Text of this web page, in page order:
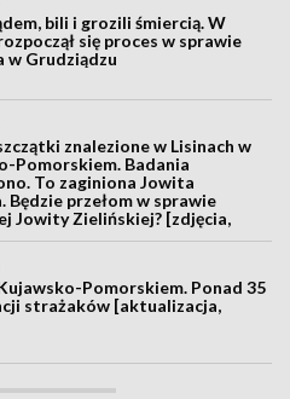
bili i grozili śmiercią. W
się proces w sprawie
w Grudziądzu
znalezione w Lisinach w
Pomorskiem. Badania
To zaginiona Jowita
Będzie przełom w sprawie
Jowity Zielińskiej? [zdjęcia,
Pomorskiem. Ponad 35
strażaków [aktualizacja,